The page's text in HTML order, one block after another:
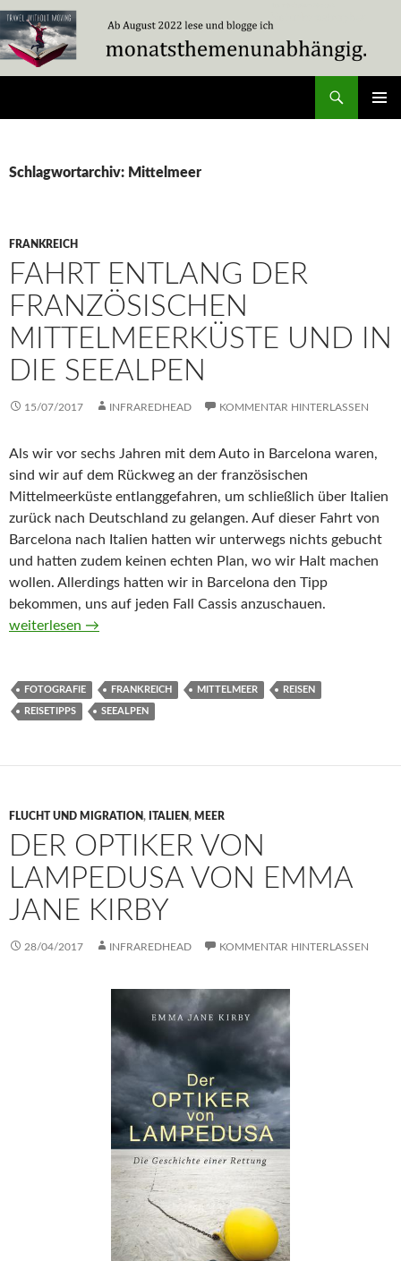
Zum
Inhalt
springen
Schlagwortarchiv: Mittelmeer
FRANKREICH
FAHRT ENTLANG DER
FRANZÖSISCHEN
MITTELMEERKÜSTE UND IN
DIE SEEALPEN
15/07/2017 INFRAREDHEAD KOMMENTAR HINTERLASSEN
Als wir vor sechs Jahren mit dem Auto in Barcelona waren,
sind wir auf dem Rückweg an der französischen
Mittelmeerküste entlanggefahren, um schließlich über Italien
zurück nach Deutschland zu gelangen. Auf dieser Fahrt von
Barcelona nach Italien hatten wir unterwegs nichts gebucht
und hatten zudem keinen echten Plan, wo wir Halt machen
wollen. Allerdings hatten wir in Barcelona den Tipp
bekommen, uns auf jeden Fall Cassis anzuschauen.
Fahrt entlang der französischen Mittelmeerküste und in die
weiterlesen →
FOTOGRAFIE FRANKREICH MITTELMEER REISEN
REISETIPPS SEEALPEN
FLUCHT UND MIGRATION, ITALIEN, MEER
DER OPTIKER VON
LAMPEDUSA VON EMMA
JANE KIRBY
28/04/2017 INFRAREDHEAD KOMMENTAR HINTERLASSEN